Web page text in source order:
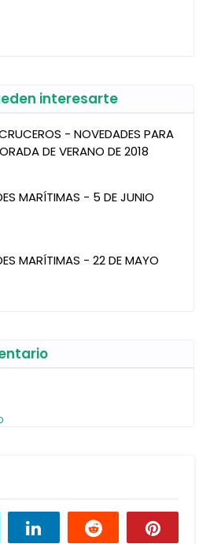
interesarte
- NOVEDADES PARA
DE VERANO DE 2018
MARÍTIMAS - 5 DE JUNIO
MARÍTIMAS - 22 DE MAYO